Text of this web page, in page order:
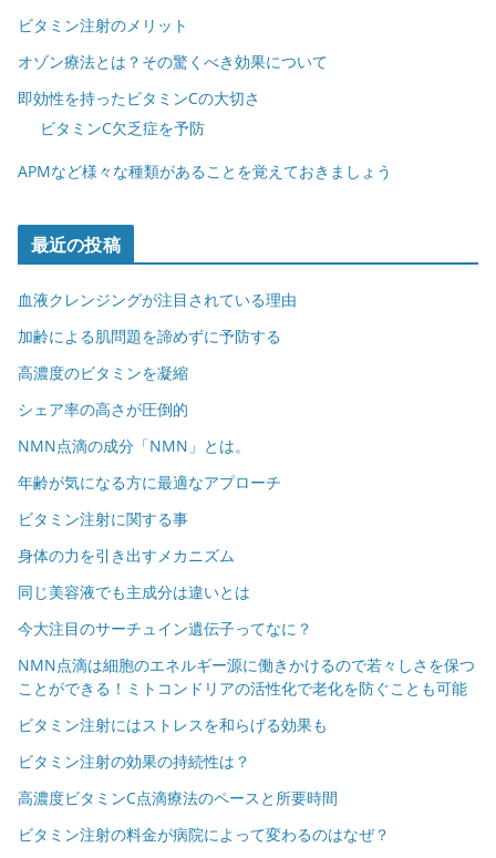
ビタミン注射のメリット
オゾン療法とは？その驚くべき効果について
即効性を持ったビタミンCの大切さ
ビタミンC欠乏症を予防
APMなど様々な種類があることを覚えておきましょう
最近の投稿
血液クレンジングが注目されている理由
加齢による肌問題を諦めずに予防する
高濃度のビタミンを凝縮
シェア率の高さが圧倒的
NMN点滴の成分「NMN」とは。
年齢が気になる方に最適なアプローチ
ビタミン注射に関する事
身体の力を引き出すメカニズム
同じ美容液でも主成分は違いとは
今大注目のサーチュイン遺伝子ってなに？
NMN点滴は細胞のエネルギー源に働きかけるので若々しさを保つ
ことができる！ミトコンドリアの活性化で老化を防ぐことも可能
ビタミン注射にはストレスを和らげる効果も
ビタミン注射の効果の持続性は？
高濃度ビタミンC点滴療法のペースと所要時間
ビタミン注射の料金が病院によって変わるのはなぜ？